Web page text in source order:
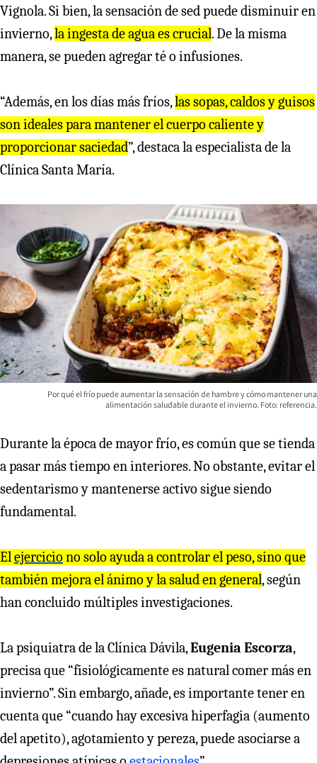
Vignola. Si bien, la sensación de sed puede disminuir en
invierno,la ingesta de agua es crucial. De la misma
manera, se pueden agregar té o infusiones.
“Además, en los días más fríos,las sopas, caldos y guisos
son ideales para mantener el cuerpo caliente y
proporcionar saciedad”, destaca la especialista de la
Clínica Santa María.
Por qué el frío puede aumentar la sensación de hambre y cómo mantener una
alimentación saludable durante el invierno. Foto: referencia.
Durante la época de mayor frío, es común que se tienda
a pasar más tiempo en interiores. No obstante, evitar el
sedentarismo y mantenerse activo sigue siendo
fundamental.
Elejercicio no solo ayuda a controlar el peso, sino que
también mejora el ánimo y la salud en general, según
han concluido múltiples investigaciones.
La psiquiatra de la Clínica Dávila,Eugenia Escorza,
precisa que “fisiológicamente es natural comer más en
invierno”. Sin embargo, añade, es importante tener en
cuenta que “cuando hay excesiva hiperfagia (aumento
del apetito), agotamiento y pereza, puede asociarse a